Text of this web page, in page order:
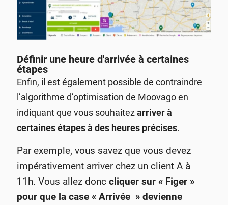
Définir une heure d'arrivée à certaines
étapes
Enfin, il est également possible de contraindre
l’algorithme d’optimisation de Moovago en
indiquant que vous souhaitezarriver à
certaines étapes à des heures précises.
Par exemple, vous savez que vous devez
impérativement arriver chez un client A à
11h. Vous allez donccliquer sur « Figer »
pour que la case « Arrivée » devienne